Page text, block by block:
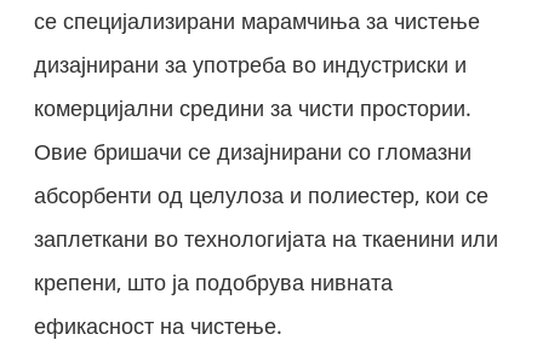
се специјализирани марамчиња за чистење
дизајнирани за употреба во индустриски и
комерцијални средини за чисти простории.
Овие бришачи се дизајнирани со гломазни
абсорбенти од целулоза и полиестер, кои се
заплеткани во технологијата на ткаенини или
крепени, што ја подобрува нивната
ефикасност на чистење.